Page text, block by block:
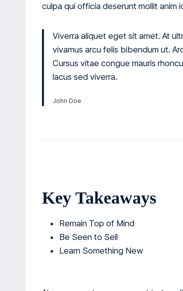
culpa qui officia deserunt mollit anim
Viverra aliquet eget sit amet. At
vivamus arcu felis bibendum ut.
Cursus vitae congue mauris
lacus sed viverra.
John Doe
Key Takeaways
Remain Top of Mind
Be Seen to Sell
Learn Something New